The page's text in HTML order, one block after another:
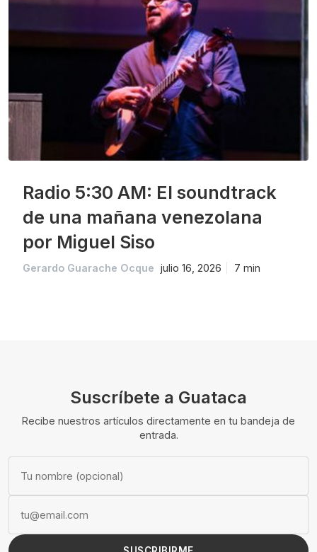
Radio 5:30 AM: El soundtrack
de una mañana venezolana
por Miguel Siso
Gerardo Guarache Ocque julio 16, 2026 7 min
Suscríbete a Guataca
Recibe nuestros artículos directamente en tu bandeja de
entrada.